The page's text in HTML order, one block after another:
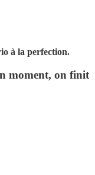
à la perfection.
moment, on finit